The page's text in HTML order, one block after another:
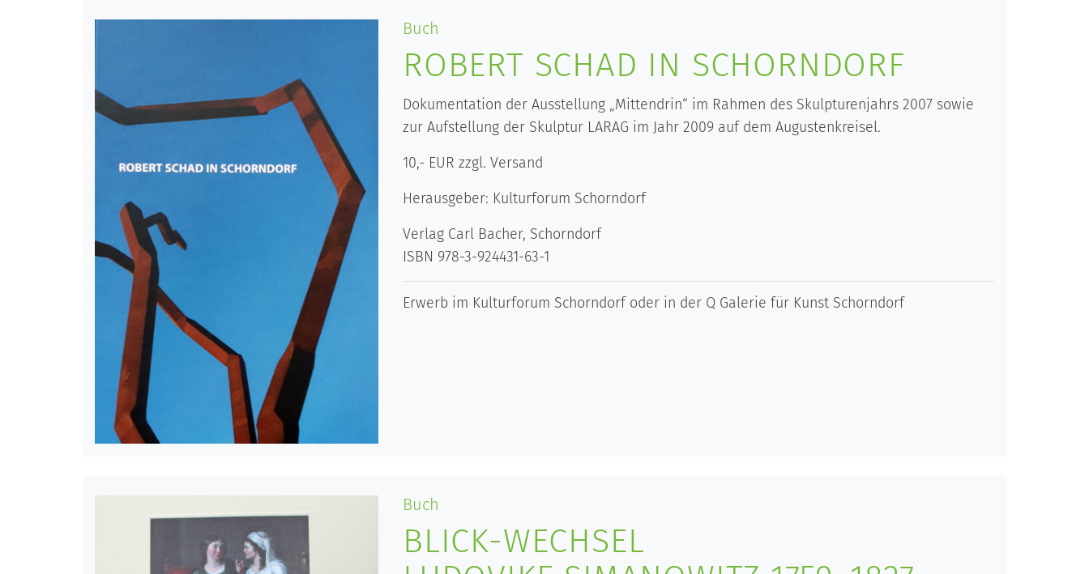
Buch
ROBERT SCHAD IN SCHORNDORF
Dokumentation der Ausstellung „Mittendrin“ im Rahmen des Skulpturenjahrs 2007 sowie
zur Aufstellung der Skulptur LARAG im Jahr 2009 auf dem Augustenkreisel.
10,- EUR zzgl. Versand
Herausgeber: Kulturforum Schorndorf
Verlag Carl Bacher, Schorndorf
ISBN 978-3-924431-63-1
Erwerb im Kulturforum Schorndorf oder in der Q Galerie für Kunst Schorndorf
Buch
BLICK-WECHSEL